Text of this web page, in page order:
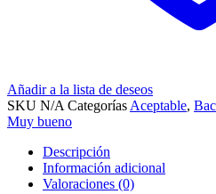
Añadir a la lista de deseos
SKU N/A Categorías Aceptable,
Muy bueno
Descripción
Información adicional
Valoraciones (0)